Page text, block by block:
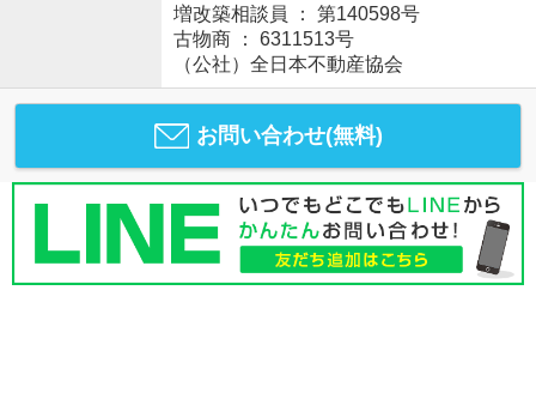
増改築相談員 ： 第140598号
古物商 ： 6311513号
（公社）全日本不動産協会
お問い合わせ(無料)